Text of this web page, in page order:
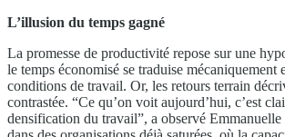
L’illusion du temps gagné
La promesse de productivité repose sur une
le temps économisé se traduise mécaniquement
conditions de travail. Or, les retours terrain
contrastée. “Ce qu’on voit aujourd’hui, c’est
densification du travail”, a observé Emmanuelle